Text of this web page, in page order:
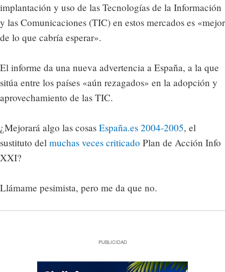
implantación y uso de las Tecnologías de la Información
y las Comunicaciones (TIC) en estos mercados es «mejor
de lo que cabría esperar».
El informe da una nueva advertencia a España, a la que
sitúa entre los países «aún rezagados» en la adopción y
aprovechamiento de las TIC.
¿Mejorará algo las cosas España.es 2004-2005, el
sustituto del muchas veces criticado Plan de Acción Info
XXI?
Llámame pesimista, pero me da que no.
PUBLICIDAD